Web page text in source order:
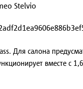
Для салона
вместе с